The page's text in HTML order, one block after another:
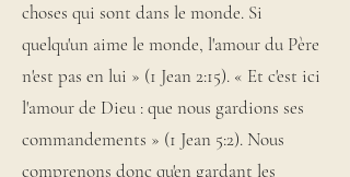
choses qui sont dans le monde. Si
quelqu'un aime le monde, l'amour du Père
n'est pas en lui » (1 Jean 2:15). « Et c'est ici
l'amour de Dieu : que nous gardions ses
commandements » (1 Jean 5:2). Nous
comprenons donc qu'en gardant les